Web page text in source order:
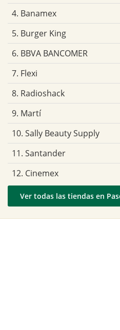
4. Banamex
5. Burger King
6. BBVA BANCOMER
7. Flexi
8. Radioshack
9. Martí
10. Sally Beauty Supply
11. Santander
12. Cinemex
Ver todas las tiendas en